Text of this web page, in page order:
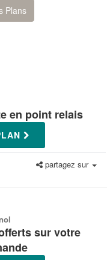
Plans
en point relais
partagez sur
sur votre